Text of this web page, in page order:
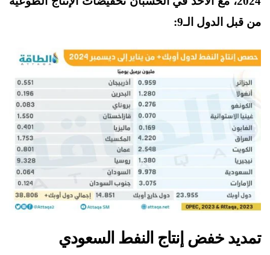
من قبل الدول الـ9:
تمديد خفض إنتاج النفط السعودي